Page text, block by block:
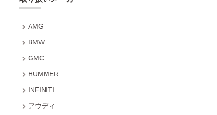
AMG
BMW
GMC
HUMMER
INFINITI
アウディ